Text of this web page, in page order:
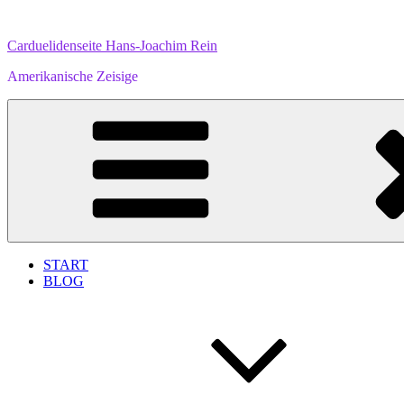
springen
Carduelidenseite Hans-Joachim Rein
Amerikanische Zeisige
START
BLOG